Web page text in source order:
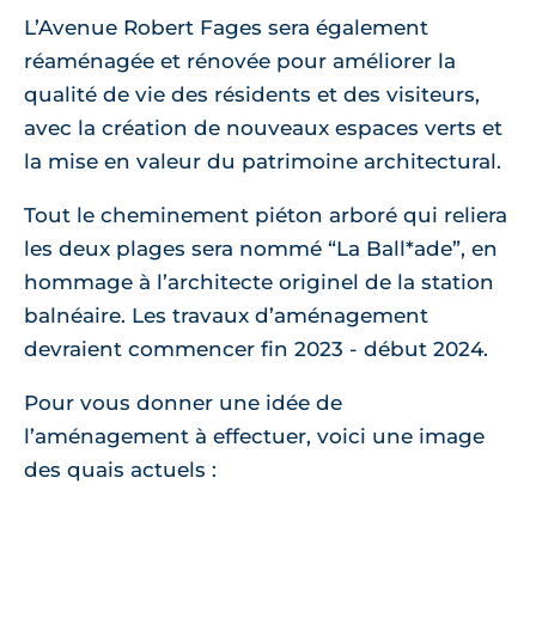
L’Avenue Robert Fages sera également
réaménagée et rénovée pour améliorer la
qualité de vie des résidents et des visiteurs,
avec la création de nouveaux espaces verts et
la mise en valeur du patrimoine architectural.
Tout le cheminement piéton arboré qui reliera
les deux plages sera nommé “La Ball*ade”, en
hommage à l’architecte originel de la station
balnéaire. Les travaux d’aménagement
devraient commencer fin 2023 - début 2024.
Pour vous donner une idée de
l’aménagement à effectuer, voici une image
des quais actuels :